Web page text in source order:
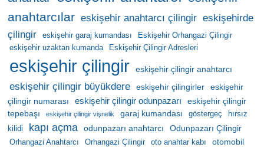
anahtarcılar eskişehir anahtarcı çilingir eskişehirde
çilingir
eskişehir garaj kumandası
Eskişehir Orhangazi Çilingir
eskişehir uzaktan kumanda
Eskişehir Çilingir Adresleri
eskişehir çilingir eskişehir çilingir anahtarcı
eskişehir çilingir büyükdere eskişehir çilingirler
eskişehir
çilingir numarası
eskişehir çilingir odunpazarı
eskişehir çilingir
tepebaşı
eskişehir çilingir vişnelik garaj kumandası göstergeç
hırsız
kilidi
kapı açma odunpazarı anahtarcı Odunpazarı Çilingir
Orhangazi Anahtarcı Orhangazi Çilingir oto anahtar kabı
otomobil